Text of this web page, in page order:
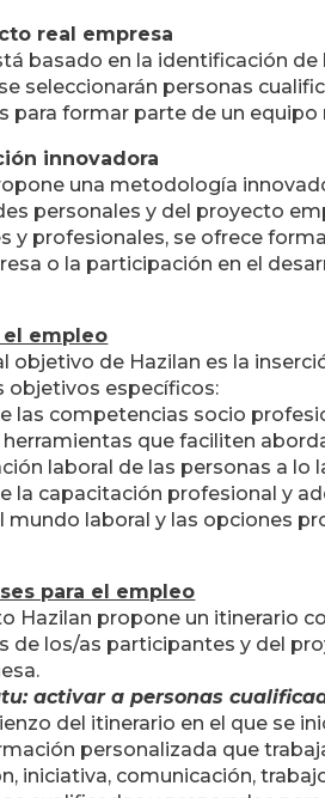
real empresa
basado en la identificación
seleccionarán personas
para formar parte de un
innovadora
una metodología
personales y del proyecto
y profesionales, se ofrece
o la participación en el
empleo
objetivo de Hazilan es la
objetivos específicos:
las competencias socio
que faciliten
laboral de las personas a
la capacitación profesional y
mundo laboral y las opciones
para el empleo
Hazilan propone un itinerario
de los/as participantes y del
activar a personas
del itinerario en el que se
personalizada que
iniciativa, comunicación,